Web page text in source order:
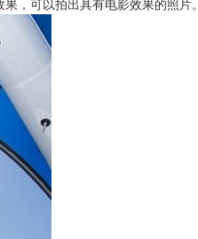
，可以拍出具有电影效果的照片。